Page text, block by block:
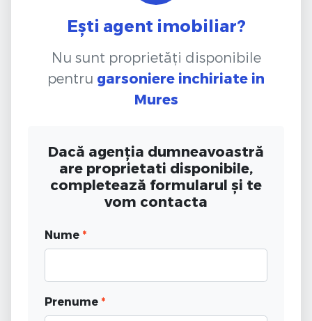
Ești agent imobiliar?
Nu sunt proprietăți disponibile
pentru garsoniere inchiriate in
Mures
Dacă agenția dumneavoastră
are proprietati disponibile,
completează formularul și te
vom contacta
Nume *
Prenume *